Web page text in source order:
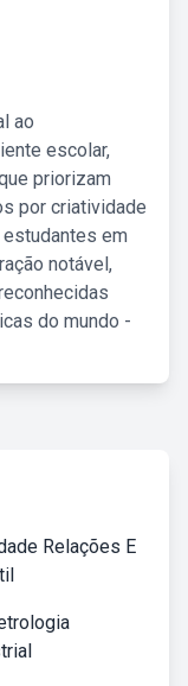
ao
escolar,
priorizam
por criatividade
em
notável,
do mundo -
Relações E